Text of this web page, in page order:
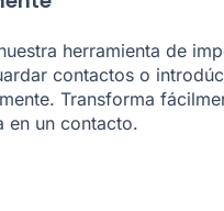
herramienta de
contactos o
Transforma
en un contacto.